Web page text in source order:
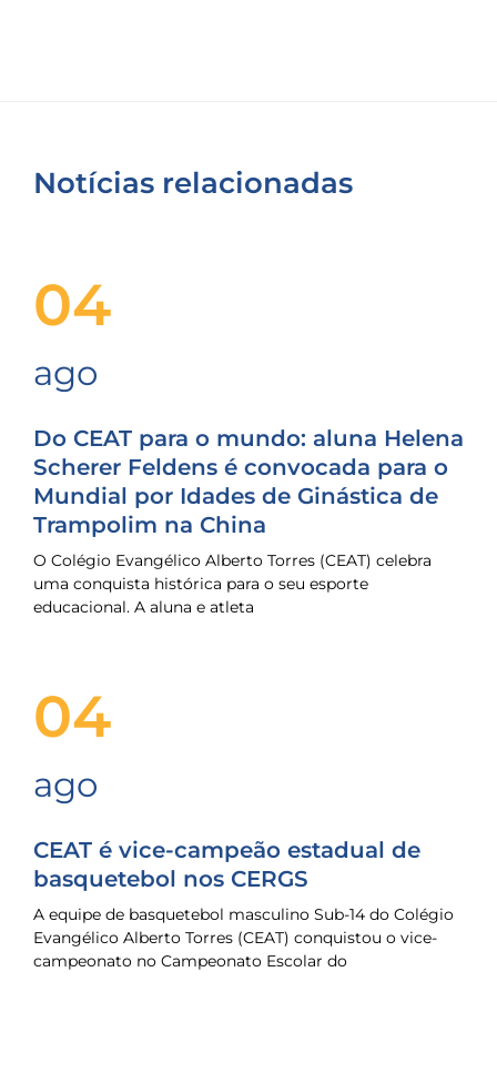
Notícias relacionadas
04
ago
Do CEAT para o mundo: aluna Helena
Scherer Feldens é convocada para o
Mundial por Idades de Ginástica de
Trampolim na China
O Colégio Evangélico Alberto Torres (CEAT) celebra
uma conquista histórica para o seu esporte
educacional. A aluna e atleta
04
ago
CEAT é vice-campeão estadual de
basquetebol nos CERGS
A equipe de basquetebol masculino Sub-14 do Colégio
Evangélico Alberto Torres (CEAT) conquistou o vice-
campeonato no Campeonato Escolar do